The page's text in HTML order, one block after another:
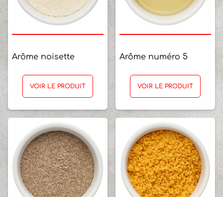
Arôme noisette
VOIR LE PRODUIT
Arôme numéro 5
VOIR LE PRODUIT